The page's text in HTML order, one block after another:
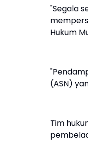
"Segala
Hukum
(ASN)
Tim